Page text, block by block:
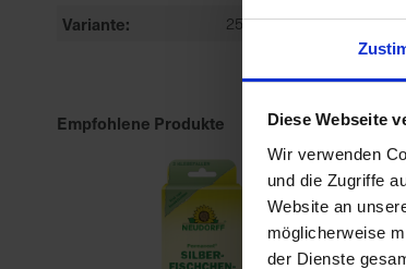
Diese Webseite
Wir verwenden
und die Zugriffe
Website an
möglicherweise
der Dienste
Variante 250 ml
Empfohlene Produkte